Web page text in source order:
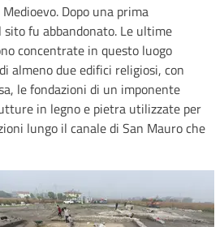
Dopo una prima
fu abbandonato. Le ultime
concentrate in questo luogo
almeno due edifici religiosi, con
le fondazioni di un imponente
in legno e pietra utilizzate per
lungo il canale di San Mauro che